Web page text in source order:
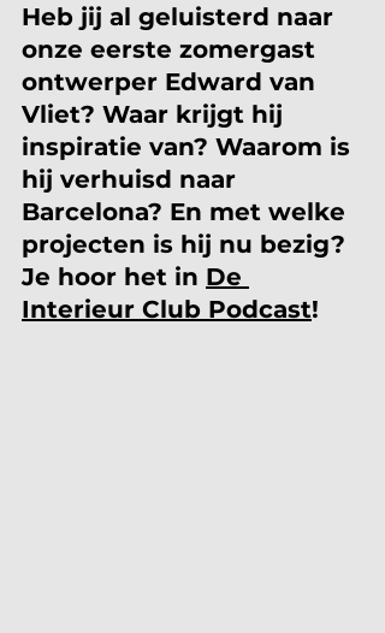
Heb jij al geluisterd naar
onze eerste zomergast
ontwerper Edward van
Vliet? Waar krijgt hij
inspiratie van? Waarom is
hij verhuisd naar
Barcelona? En met welke
projecten is hij nu bezig?
Je hoor het in De
Interieur Club Podcast!